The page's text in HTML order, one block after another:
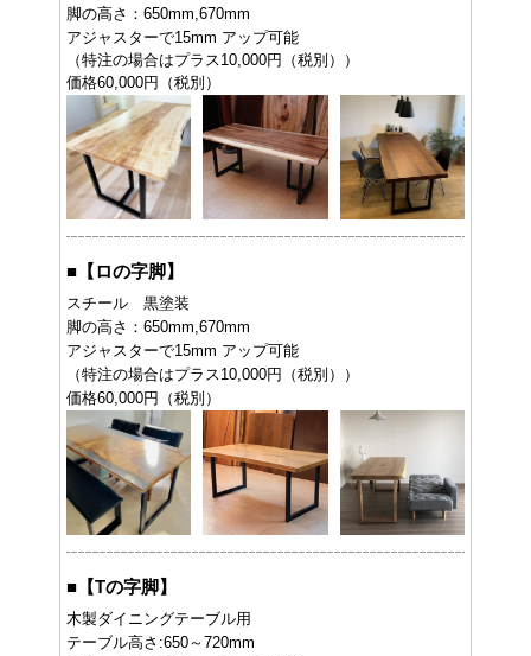
脚の高さ：650mm,670mm
アジャスターで15mm アップ可能
（特注の場合はプラス10,000円（税別））
価格60,000円（税別）
■ 【ロの字脚】
スチール 黒塗装
脚の高さ：650mm,670mm
アジャスターで15mm アップ可能
（特注の場合はプラス10,000円（税別））
価格60,000円（税別）
■ 【Tの字脚】
木製ダイニングテーブル用
テーブル高さ:650～720mm